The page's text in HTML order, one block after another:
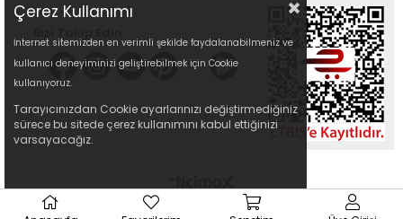
Çerez Kullanımı
İnternet sitemizden en verimli şekilde faydalanabilmeniz ve
kullanıcı deneyiminizi geliştirebilmek için Cookie
kullanıyoruz.
Tarayıcınızdan Cookie ayarlarınızı değiştirmediğiniz
sürece bu sitede çerez kullanımını kabul ettiğinizi
varsayacağız.